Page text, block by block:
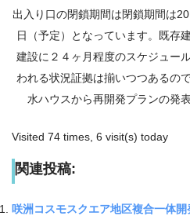
出入り口の閉鎖期間は閉鎖期間は
日（予定）となっています。既存
建設に２４ヶ月程度のスケジュー
われる状況証拠は揃いつつあるの
水ハウスから再開発プランの発
Visited 74 times, 6 visit(s) today
関連投稿:
咲洲コスモスクエア地区複合一体